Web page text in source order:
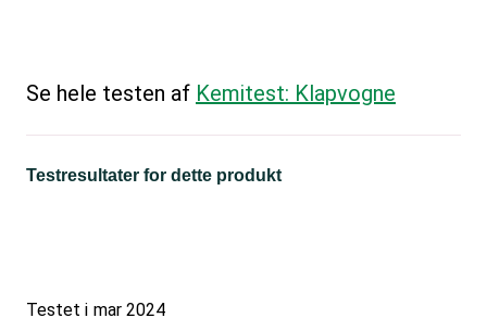
Se hele testen af Kemitest: Klapvogne
Testresultater for dette produkt
Testet i mar 2024